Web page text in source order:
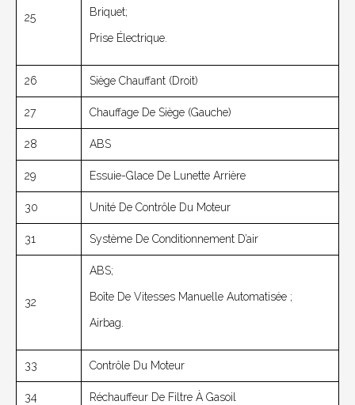
25 Briquet;
Prise Électrique.
26 Siège Chauffant (droit)
27 Chauffage De Siège (gauche)
28 ABS
29 Essuie-Glace De Lunette Arrière
30 Unité De Contrôle Du Moteur
31 Système De Conditionnement D’air
32
ABS;
Boîte De Vitesses Manuelle Automatisée ;
Airbag.
33 Contrôle Du Moteur
34 Réchauffeur De Filtre À Gasoil